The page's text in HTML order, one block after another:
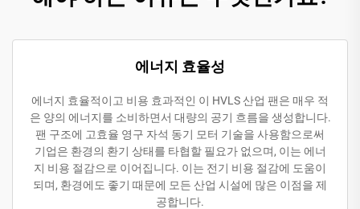
에너지 효율성
에너지 효율적이고 비용 효과적인 이 HVLS 산업 팬은 매우 적
은 양의 에너지를 소비하면서 대량의 공기 흐름을 생성합니다.
팬 구조에 고효율 영구 자석 동기 모터 기술을 사용함으로써
기업은 환경의 환기 상태를 타협할 필요가 없으며, 이는 에너
지 비용 절감으로 이어집니다. 이는 전기 비용 절감에 도움이
되며, 환경에도 좋기 때문에 모든 산업 시설에 많은 이점을 제
공합니다.